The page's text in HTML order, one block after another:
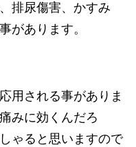
排尿傷害、かすみ
があります。
用される事がありま
みに効くんだろ
ゃると思いますので